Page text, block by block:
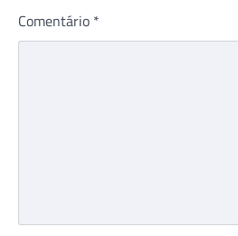
Comentário *